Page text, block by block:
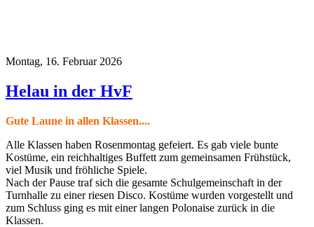
Montag, 16. Februar 2026
Helau in der HvF
Gute Laune in allen Klassen....
Alle Klassen haben Rosenmontag gefeiert. Es gab viele bunte
Kostüme, ein reichhaltiges Buffett zum gemeinsamen Frühstück,
viel Musik und fröhliche Spiele.
Nach der Pause traf sich die gesamte Schulgemeinschaft in der
Turnhalle zu einer riesen Disco. Kostüme wurden vorgestellt und
zum Schluss ging es mit einer langen Polonaise zurück in die
Klassen.